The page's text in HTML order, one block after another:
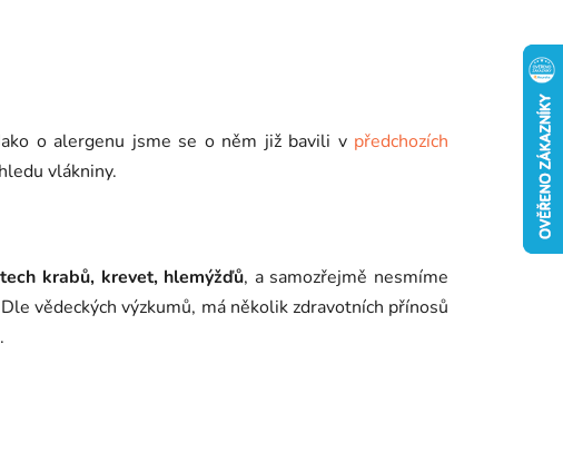
o alergenu jsme se o něm již bavili v předchozích
vlákniny.
krabů, krevet, hlemýžďů, a samozřejmě nesmíme
vědeckých výzkumů, má několik zdravotních přínosů